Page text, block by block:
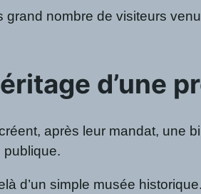
nombre de visiteurs
d’une
après leur mandat, une
publique.
d’un simple musée